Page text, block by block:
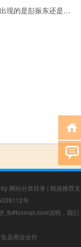
《奇妙的时光之旅》佳欣等的人是谁 最后出现的是彭振东还是韩若飞
网站分类目录 | 精选推荐文
号
说明，我们
及商业合作